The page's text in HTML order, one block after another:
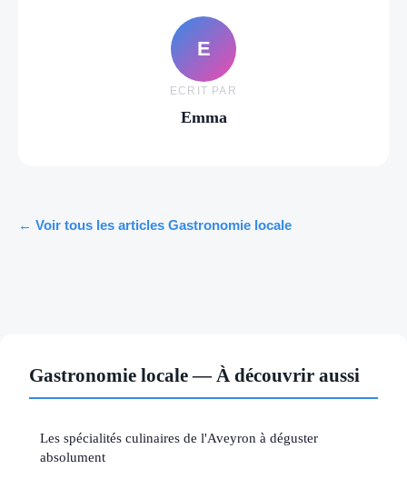
E
ECRIT PAR
Emma
← Voir tous les articles Gastronomie locale
Gastronomie locale — À découvrir aussi
Les spécialités culinaires de l'Aveyron à déguster
absolument